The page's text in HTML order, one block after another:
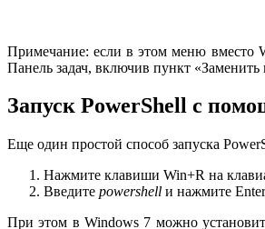
Примечание: если в этом меню вместо
Панель задач, включив пункт
Запуск PowerShell с
Еще один простой способ запуска
Нажмите клавиши Win+R на
Введите powershell и нажмите
При этом в Windows 7 можно